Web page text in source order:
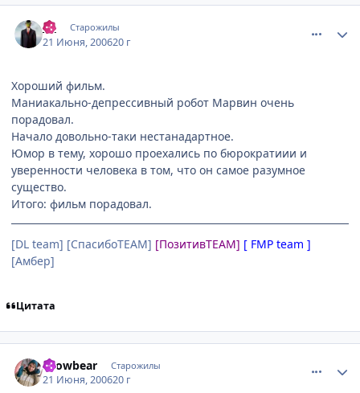
_I_ Старожилы
21 Июня, 200620 г
Хороший фильм.
Маниакально-депрессивный робот Марвин очень
порадовал.
Начало довольно-таки нестанадартное.
Юмор в тему, хорошо проехались по бюрократиии и
уверенности человека в том, что он самое разумное
существо.
Итого: фильм порадовал.
[DL team] [СпасибоTEAM] [ПозитивTEAM] [ FMP team ]
[Амбер]
Цитата
snowbear Старожилы
21 Июня, 200620 г